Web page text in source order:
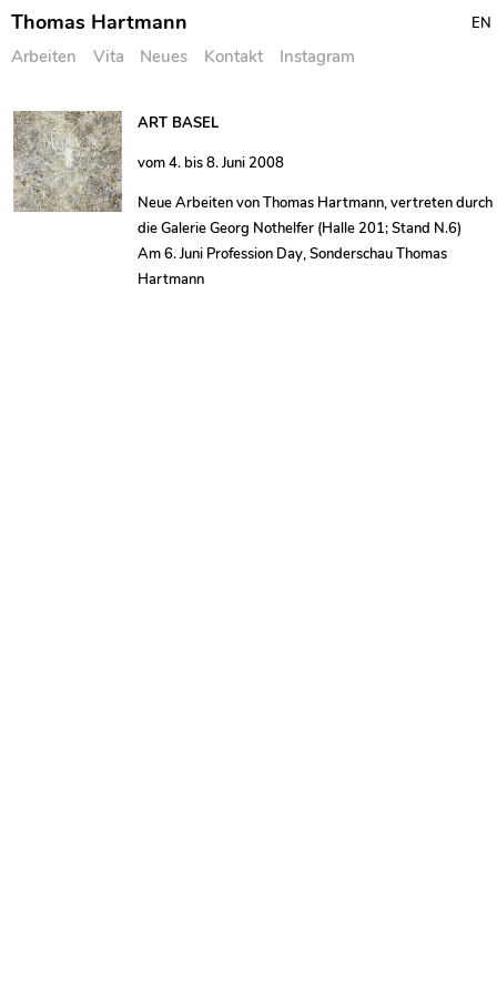
Skip
content
Thomas Hartmann
Arbeiten Vita Neues Kontakt Instagram
EN
ART BASEL
vom 4. bis 8. Juni 2008
Neue Arbeiten von Thomas Hartmann, vertreten durch
die Galerie Georg Nothelfer (Halle 201; Stand N.6)
Am 6. Juni Profession Day, Sonderschau Thomas
Hartmann